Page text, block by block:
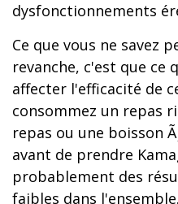
dysfonctionnements
Ce que vous ne savez
revanche, c'est que ce
affecter l'efficacité de
consommez un repas
repas ou une boisson
avant de prendre
probablement des
faibles dans